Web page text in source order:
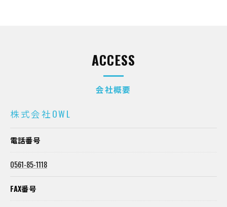
ACCESS
会社概要
株式会社OWL
電話番号
0561-85-1118
FAX番号